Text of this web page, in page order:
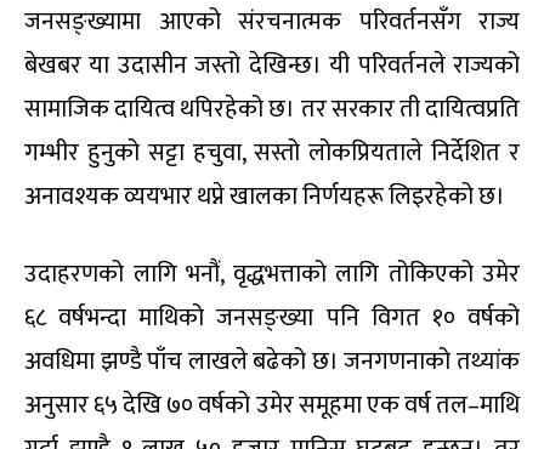
जनसङ्ख्यामा आएको संरचनात्मक परिवर्तनसँग राज्य
बेखबर या उदासीन जस्तो देखिन्छ। यी परिवर्तनले राज्यको
सामाजिक दायित्व थपिरहेको छ। तर सरकार ती दायित्वप्रति
गम्भीर हुनुको सट्टा हचुवा, सस्तो लोकप्रियताले निर्देशित र
अनावश्यक व्ययभार थप्ने खालका निर्णयहरू लिइरहेको छ।
उदाहरणको लागि भनौं, वृद्धभत्ताको लागि तोकिएको उमेर
६८ वर्षभन्दा माथिको जनसङ्ख्या पनि विगत १० वर्षको
अवधिमा झण्डै पाँच लाखले बढेको छ। जनगणनाको तथ्यांक
अनुसार ६५ देखि ७० वर्षको उमेर समूहमा एक वर्ष तल–माथि